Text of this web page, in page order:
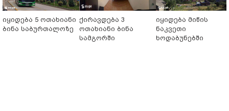
იყიდება 5 ოთახიანი
ბინა საბურთალოზე
ქირავდება 3
ოთახიანი ბინა
სამგორში
იყიდება მიწის
ნაკვეთი
ხოდაბუნებში